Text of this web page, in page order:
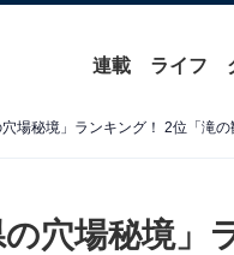
連載 ライフ
場秘境」ランキング！ 2位「滝
穴場秘境」